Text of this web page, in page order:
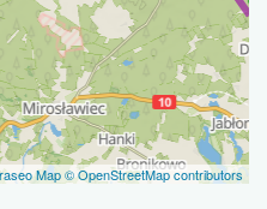
Map© OpenStreetMap contributors